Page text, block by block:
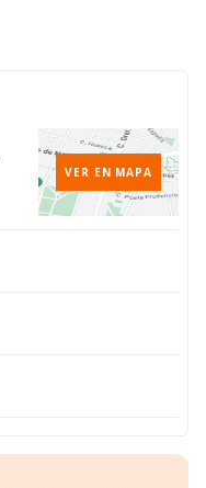
VER EN MAPA